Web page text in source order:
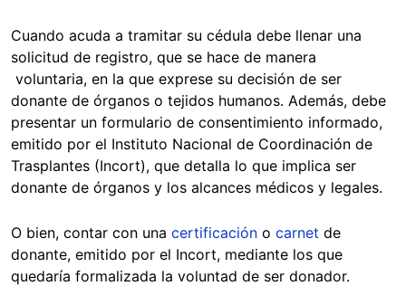
Cuando acuda a tramitar su cédula debe llenar una
solicitud de registro, que se hace de manera
voluntaria, en la que exprese su decisión de ser
donante de órganos o tejidos humanos. Además, debe
presentar un formulario de consentimiento informado,
emitido por el Instituto Nacional de Coordinación de
Trasplantes (Incort), que detalla lo que implica ser
donante de órganos y los alcances médicos y legales.
O bien, contar con una certificación o carnet de
donante, emitido por el Incort, mediante los que
quedaría formalizada la voluntad de ser donador.